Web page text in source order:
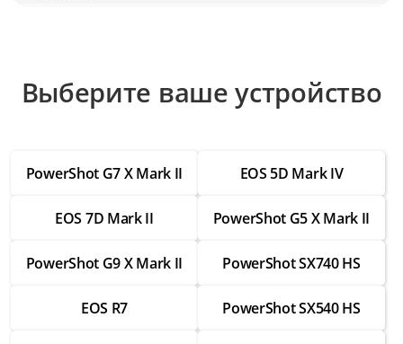
Ремонт модуля ИК-подсветки
от 3 000 ₽
Ремонт крепежных элементов
от 1 750 ₽
Ремонт корпуса
Ремонт ИК-фильтра
Выберите ваше устройство
PowerShot G7 X Mark II EOS 5D Mark IV
EOS 7D Mark II PowerShot G5 X Mark II
PowerShot G9 X Mark II PowerShot SX740 HS
EOS R7 PowerShot SX540 HS